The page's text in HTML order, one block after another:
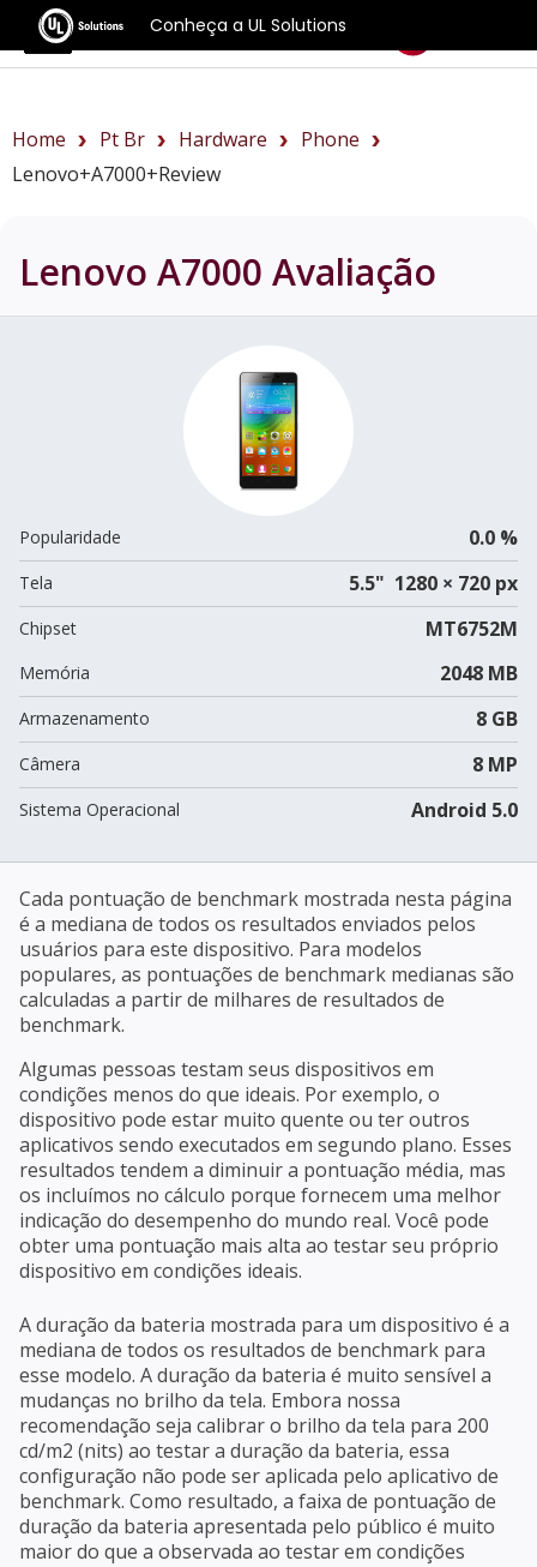
Conheça a UL Solutions
Benchmarks
Home Pt Br Hardware
Phone
Lenovo+A7000+review
Lenovo A7000 Avaliação
Popularidade 0.0 %
Tela 5.5" 1280 × 720 px
Chipset MT6752M
Memória 2048 MB
Armazenamento 8 GB
Câmera 8 MP
Sistema Operacional Android 5.0
Cada pontuação de benchmark mostrada nesta página
é a mediana de todos os resultados enviados pelos
usuários para este dispositivo. Para modelos
populares, as pontuações de benchmark medianas são
calculadas a partir de milhares de resultados de
benchmark.
Algumas pessoas testam seus dispositivos em
condições menos do que ideais. Por exemplo, o
dispositivo pode estar muito quente ou ter outros
aplicativos sendo executados em segundo plano. Esses
resultados tendem a diminuir a pontuação média, mas
os incluímos no cálculo porque fornecem uma melhor
indicação do desempenho do mundo real. Você pode
obter uma pontuação mais alta ao testar seu próprio
dispositivo em condições ideais.
A duração da bateria mostrada para um dispositivo é a
mediana de todos os resultados de benchmark para
esse modelo. A duração da bateria é muito sensível a
mudanças no brilho da tela. Embora nossa
recomendação seja calibrar o brilho da tela para 200
cd/m2 (nits) ao testar a duração da bateria, essa
configuração não pode ser aplicada pelo aplicativo de
benchmark. Como resultado, a faixa de pontuação de
duração da bateria apresentada pelo público é muito
maior do que a observada ao testar em condições